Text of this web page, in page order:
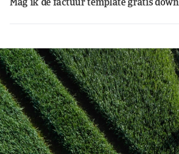
Mag ik de factuur template gratis